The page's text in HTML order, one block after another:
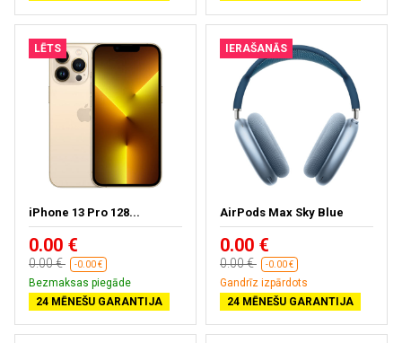
LĒTS
iPhone 13 Pro 128...
0.00 €
0.00 € -0.00 €
Bezmaksas piegāde
24 MĒNEŠU GARANTIJA
IERAŠANĀS
AirPods Max Sky Blue
0.00 €
0.00 € -0.00 €
Gandrīz izpārdots
24 MĒNEŠU GARANTIJA